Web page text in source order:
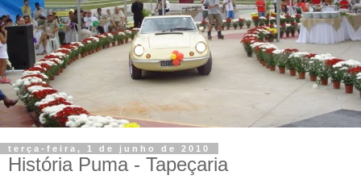
terça-feira, 1 de junho de 2010
História Puma - Tapeçaria